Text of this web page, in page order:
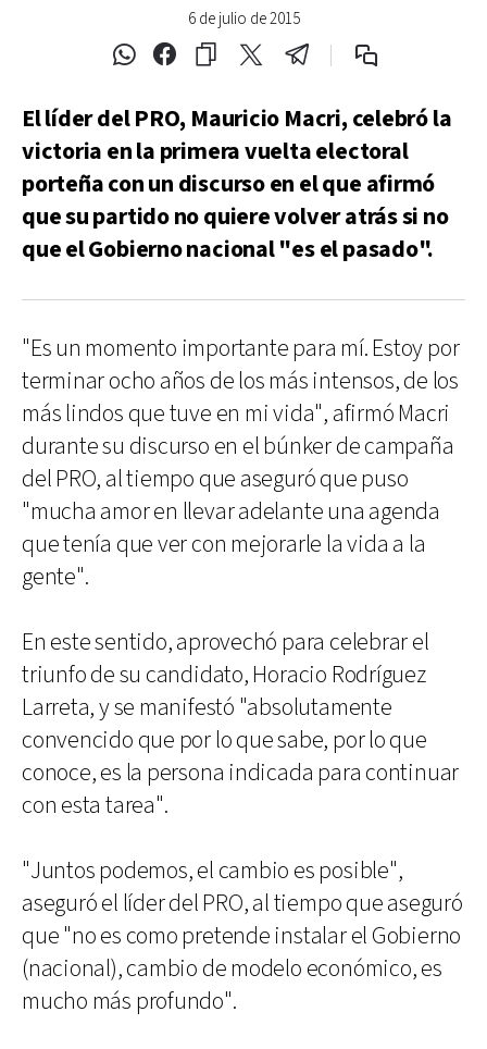
6 de julio de 2015
El líder del PRO, Mauricio Macri, celebró la
victoria en la primera vuelta electoral
porteña con un discurso en el que afirmó
que su partido no quiere volver atrás si no
que el Gobierno nacional "es el pasado".
"Es un momento importante para mí. Estoy por
terminar ocho años de los más intensos, de los
más lindos que tuve en mi vida", afirmó Macri
durante su discurso en el búnker de campaña
del PRO, al tiempo que aseguró que puso
"mucha amor en llevar adelante una agenda
que tenía que ver con mejorarle la vida a la
gente".
En este sentido, aprovechó para celebrar el
triunfo de su candidato, Horacio Rodríguez
Larreta, y se manifestó "absolutamente
convencido que por lo que sabe, por lo que
conoce, es la persona indicada para continuar
con esta tarea".
"Juntos podemos, el cambio es posible",
aseguró el líder del PRO, al tiempo que aseguró
que "no es como pretende instalar el Gobierno
(nacional), cambio de modelo económico, es
mucho más profundo".